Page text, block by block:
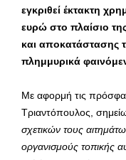
εγκριθεί έκτακτη
ευρώ στο πλαίσιο
και αποκατάστασης
πλημμυρικά
Με αφορμή τις
Τριαντόπουλος,
σχετικών τους
οργανισμούς τοπικής